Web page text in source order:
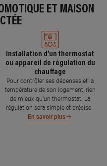
ET MAISON
Installation d’un thermostat
ou appareil de régulation du
chauffage
Pour contrôler ses dépenses et la
température de son logement, rien
de mieux qu’un thermostat. La
régulation sera simple et précise.
En savoir plus